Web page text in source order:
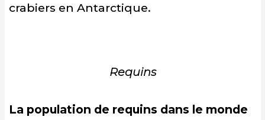
crabiers en Antarctique.
Requins
La population de requins dans le monde